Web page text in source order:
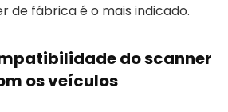
de fábrica é o mais indicado.
do scanner
os veículos